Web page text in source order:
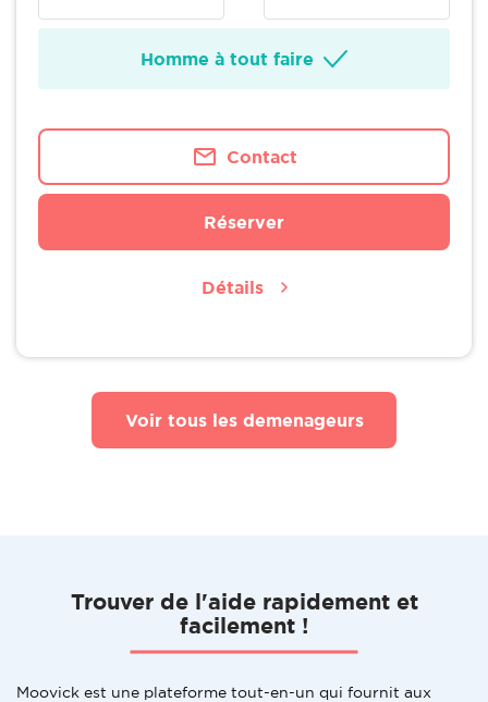
Homme à tout faire
Contact
Réserver
Détails
Voir tous les demenageurs
Trouver de l'aide rapidement et
facilement !
Moovick est une plateforme tout-en-un qui fournit aux